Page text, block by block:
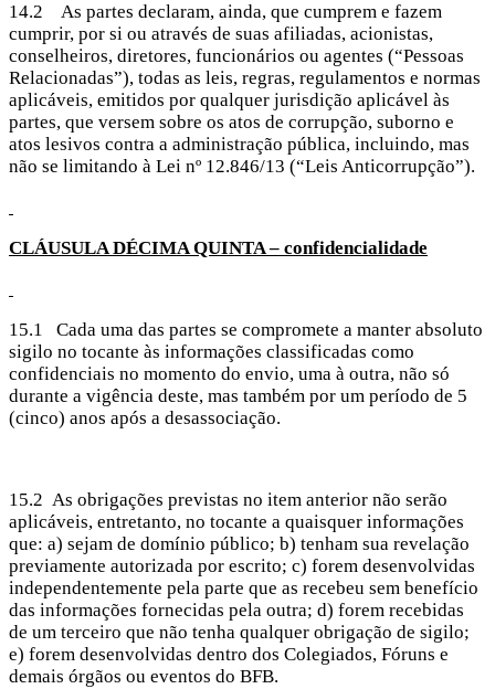
14.2 As partes declaram, ainda, que cumprem e fazem
cumprir, por si ou através de suas afiliadas, acionistas,
conselheiros, diretores, funcionários ou agentes (“Pessoas
Relacionadas”), todas as leis, regras, regulamentos e normas
aplicáveis, emitidos por qualquer jurisdição aplicável às
partes, que versem sobre os atos de corrupção, suborno e
atos lesivos contra a administração pública, incluindo, mas
não se limitando à Lei nº 12.846/13 (“Leis Anticorrupção”).
CLÁUSULA DÉCIMAQUINTA – confidencialidade
15.1 Cada uma das partes se compromete a manter absoluto
sigilo no tocante às informações classificadas como
confidenciais no momento do envio, uma à outra, não só
durante a vigência deste, mas também por um período de 5
(cinco) anos após a desassociação.
15.2 As obrigações previstas no item anterior não serão
aplicáveis, entretanto, no tocante a quaisquer informações
que: a) sejam de domínio público; b) tenham sua revelação
previamente autorizada por escrito; c) forem desenvolvidas
independentemente pela parte que as recebeu sem benefício
das informações fornecidas pela outra; d) forem recebidas
de um terceiro que não tenha qualquer obrigação de sigilo;
e) forem desenvolvidas dentro dos Colegiados, Fóruns e
demais órgãos ou eventos do BFB.